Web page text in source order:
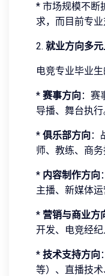
* 市场规模不断
求，而目前专业
2. 就业方向多
电竞专业毕业
* 赛事方向：赛
导播、舞台执行
* 俱乐部方向：
师、教练、商务
* 内容制作方向
主播、新媒体运
* 营销与商业方
开发、电竞经纪
* 技术支持方向
等）、直播技术